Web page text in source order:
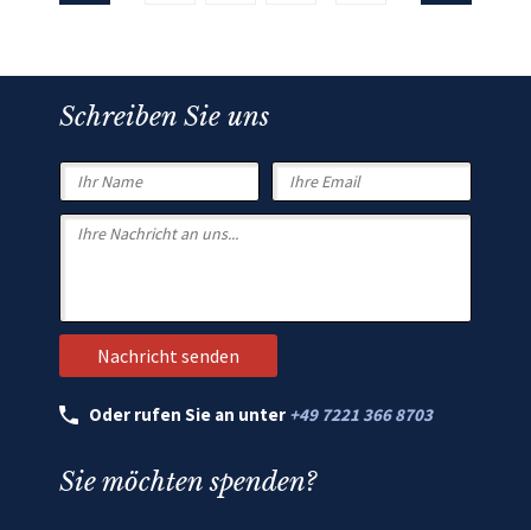
Schreiben Sie uns
Oder rufen Sie an unter +49 7221 366 8703
Sie möchten spenden?